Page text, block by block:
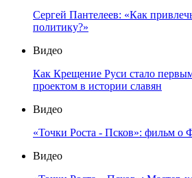
Сергей Пантелеев: «Как
политику?»
Видео
Как Крещение Руси стало
проектом в истории славян
Видео
«Точки Роста - Псков»: фильм о
Видео